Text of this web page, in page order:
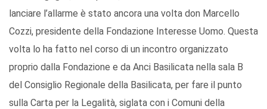
lanciare l’allarme è stato ancora una volta don Marcello
Cozzi, presidente della Fondazione Interesse Uomo. Questa
volta lo ha fatto nel corso di un incontro organizzato
proprio dalla Fondazione e da Anci Basilicata nella sala B
del Consiglio Regionale della Basilicata, per fare il punto
sulla Carta per la Legalità, siglata con i Comuni della